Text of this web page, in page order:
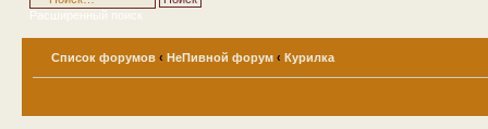
Расширенный поиск
Список форумов ‹ НеПивной форум ‹ Курилка